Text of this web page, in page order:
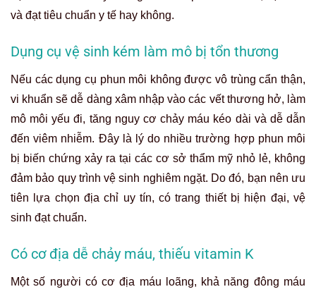
và đạt tiêu chuẩn y tế hay không.
Dụng cụ vệ sinh kém làm mô bị tổn thương
Nếu các dụng cụ phun môi không được vô trùng cẩn thận,
vi khuẩn sẽ dễ dàng xâm nhập vào các vết thương hở, làm
mô môi yếu đi, tăng nguy cơ chảy máu kéo dài và dễ dẫn
đến viêm nhiễm. Đây là lý do nhiều trường hợp phun môi
bị biến chứng xảy ra tại các cơ sở thẩm mỹ nhỏ lẻ, không
đảm bảo quy trình vệ sinh nghiêm ngặt. Do đó, bạn nên ưu
tiên lựa chọn địa chỉ uy tín, có trang thiết bị hiện đại, vệ
sinh đạt chuẩn.
Có cơ địa dễ chảy máu, thiếu vitamin K
Một số người có cơ địa máu loãng, khả năng đông máu